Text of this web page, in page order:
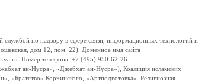
по надзору в сфере связи, информационных технологий и
дом 12, пом. 22). Доменное имя сайта
Номер телефона: +7 (495) 950-62-26
ан-Нусра», «Джебхат ан-Нусра»), Коалиция исламских
Корчинского, «Артподготовка», Религиозная